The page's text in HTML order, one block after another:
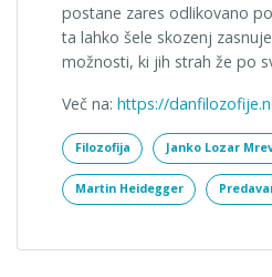
postane zares odlikovano
ta lahko šele skozenj
možnosti, ki jih strah že po
Več na: https://
Filozofija Janko Lozar
Martin Heidegger